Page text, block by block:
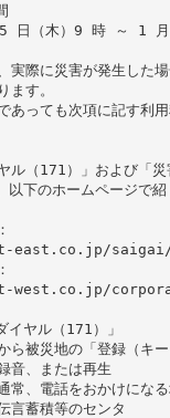
日（木）9 時 ～ 1 月
実際に災害が発生した
ます。
あっても次項に記す利
ル（171）」および「
以下のホームページで紹
east.co.jp/
west.co.jp/
ヤル（171）」
ら被災地の「登録（キ
音、または再生
常、電話をおかけにな
言蓄積等のセンタ